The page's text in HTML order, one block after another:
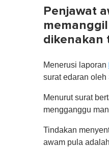
Penjawat
dikenakan
Menerusi laporan
surat edaran oleh
Menurut surat
mengganggu
Tindakan
awam pula